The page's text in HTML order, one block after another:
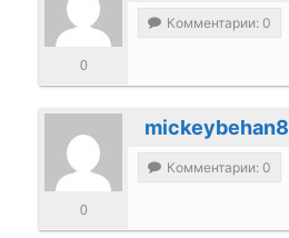
0
Комментарии: 0
mickeybehan8
0
Комментарии: 0